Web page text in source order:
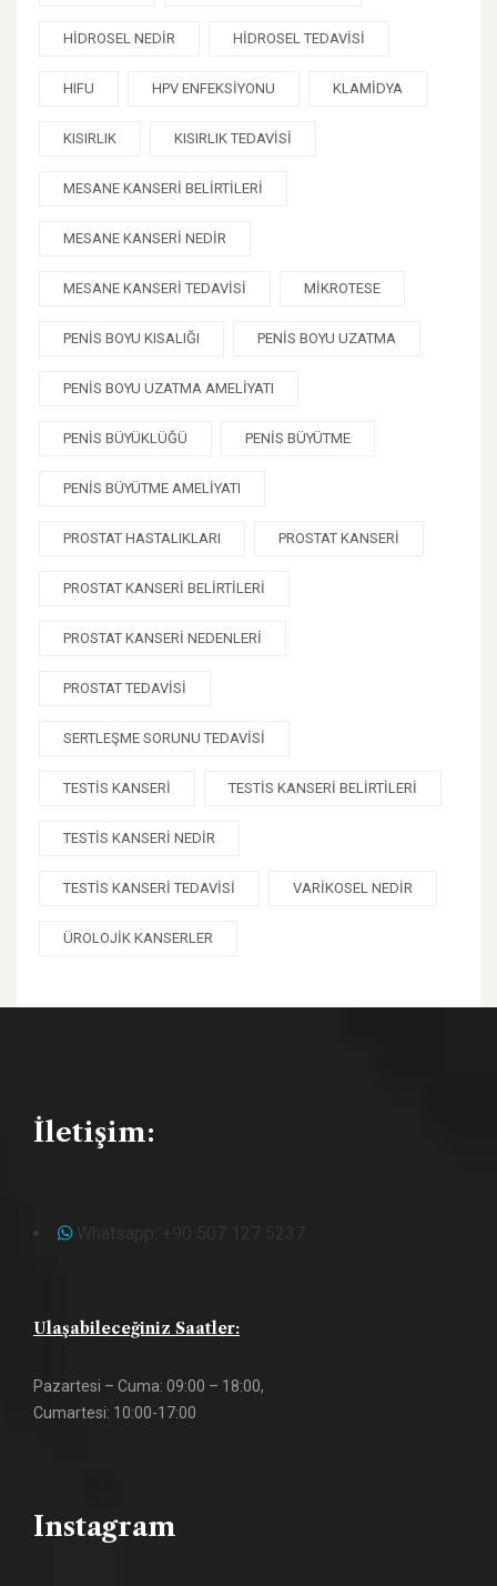
HIDROSEL NEDIR HIDROSEL TEDAVISI
HIFU HPV ENFEKSIYONU KLAMIDYA
KISIRLIK KISIRLIK TEDAVISI
MESANE KANSERI BELIRTILERI
MESANE KANSERI NEDIR
MESANE KANSERI TEDAVISI MIKROTESE
PENIS BOYU KISALIĞI PENIS BOYU UZATMA
PENIS BOYU UZATMA AMELIYATI
PENIS BÜYÜKLÜĞÜ PENIS BÜYÜTME
PENIS BÜYÜTME AMELIYATI
PROSTAT HASTALIKLARI PROSTAT KANSERI
PROSTAT KANSERI BELIRTILERI
PROSTAT KANSERI NEDENLERI
PROSTAT TEDAVISI
SERTLEŞME SORUNU TEDAVISI
TESTIS KANSERI TESTIS KANSERI BELIRTILERI
TESTIS KANSERI NEDIR
TESTIS KANSERI TEDAVISI VARIKOSEL NEDIR
ÜROLOJIK KANSERLER
İletişim:
Ulaşabileceğiniz Saatler:
Pazartesi – Cuma: 09:00 – 18:00,
Cumartesi: 10:00-17:00
Instagram